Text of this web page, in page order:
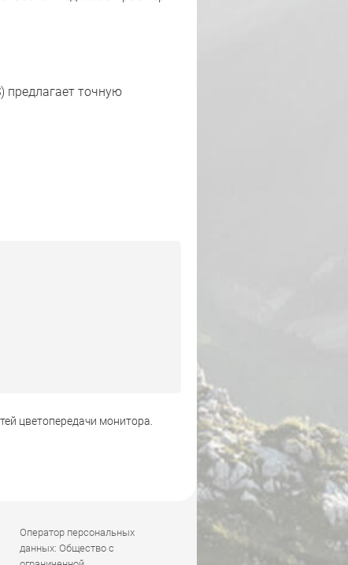
предлагает точную
цветопередачи монитора.
Оператор персональных
данных: Общество с